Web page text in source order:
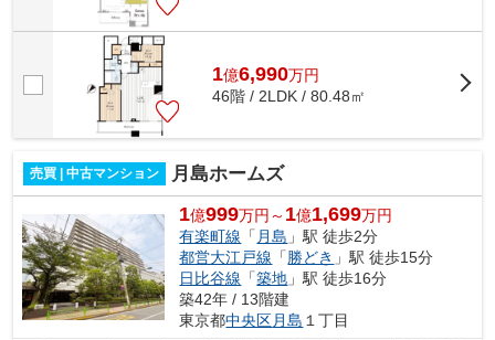
1億6,990万円
46階 / 2LDK / 80.48㎡
売買 | 中古マンション 月島ホームズ
1億999万円～ 1億1,699万円
有楽町線 「 月島 」駅 徒歩2分
都営大江戸線 「 勝どき 」駅 徒歩15分
日比谷線 「築地 」駅 徒歩16分
築42年 / 13階建
東京都中央区月島 １丁目